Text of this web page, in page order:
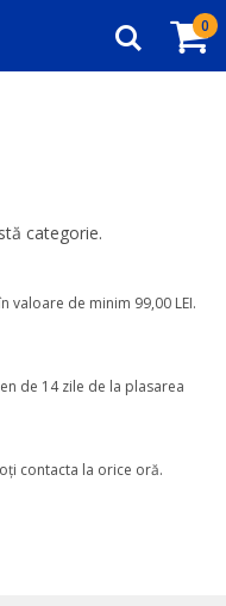
0
Căutare
categorie.
valoare de minim 99,00 LEI.
de 14 zile de la plasarea
contacta la orice oră.